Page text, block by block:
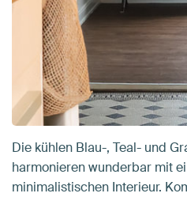
Die kühlen Blau-, Teal- und
harmonieren wunderbar mit
minimalistischen Interieur.